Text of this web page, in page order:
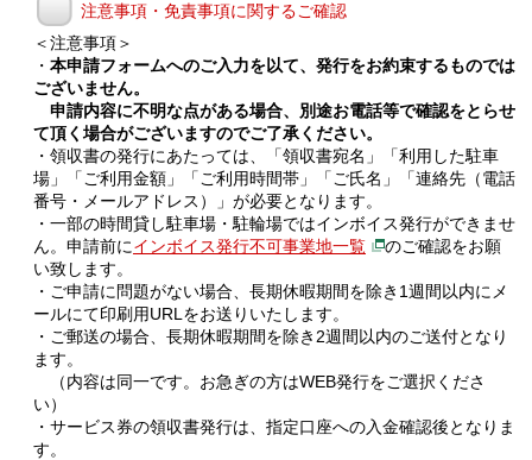
注意事項・免責事項に関するご確認
＜注意事項＞
・ 本申請フォームへのご入力を以て、発行をお約束するものでは
ございません。
申請内容に不明な点がある場合、別途お電話等で確認をとらせ
て頂く場合がございますのでご了承ください。
・領収書の発行にあたっては、「領収書宛名」「利用した駐車
場」「ご利用金額」「ご利用時間帯」「ご氏名」「連絡先（電話
番号・メールアドレス）」が必要となります。
・一部の時間貸し駐車場・駐輪場ではインボイス発行ができませ
ん。申請前にインボイス発行不可事業地一覧
のご確認をお願
い致します。
・ご申請に問題がない場合、長期休暇期間を除き1週間以内にメ
ールにて印刷用URLをお送りいたします。
・ご郵送の場合、長期休暇期間を除き2週間以内のご送付となり
ます。
（内容は同一です。お急ぎの方はWEB発行をご選択くださ
い）
・サービス券の領収書発行は、指定口座への入金確認後となりま
す。